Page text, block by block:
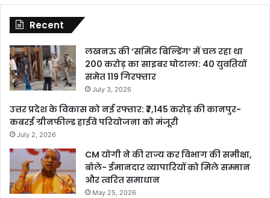
Recent
लखनऊ की ‘समिट बिल्डिंग’ में चल रहा था
200 करोड़ का साइबर घोटाला: 40 युवतियों
समेत 119 गिरफ्तार
July 3, 2026
उत्तर प्रदेश के विकास को नई रफ्तार: ₹7,145 करोड़ की कानपुर-
कबरई ग्रीनफील्ड हाईवे परियोजना को मंजूरी
July 2, 2026
CM योगी ने की राज्य कर विभाग की समीक्षा,
बोले- ईमानदार व्यापारियों को मिले सम्मान
और त्वरित समाधान
May 25, 2026